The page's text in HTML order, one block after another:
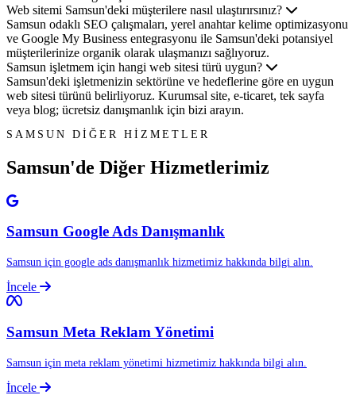
Web sitemi Samsun'deki müşterilere nasıl ulaştırırsınız?
Samsun odaklı SEO çalışmaları, yerel anahtar kelime optimizasyonu
ve Google My Business entegrasyonu ile Samsun'deki potansiyel
müşterilerinize organik olarak ulaşmanızı sağlıyoruz.
Samsun işletmem için hangi web sitesi türü uygun?
Samsun'deki işletmenizin sektörüne ve hedeflerine göre en uygun
web sitesi türünü belirliyoruz. Kurumsal site, e-ticaret, tek sayfa
veya blog; ücretsiz danışmanlık için bizi arayın.
SAMSUN DİĞER HİZMETLER
Samsun'de Diğer Hizmetlerimiz
Samsun Google Ads Danışmanlık
Samsun için google ads danışmanlık hizmetimiz hakkında bilgi alın.
İncele
Samsun Meta Reklam Yönetimi
Samsun için meta reklam yönetimi hizmetimiz hakkında bilgi alın.
İncele